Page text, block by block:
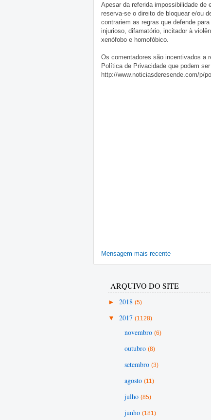
Apesar da referida impossibilidade
reserva-se o direito de bloquear e/ou
contrariem as regras que defende
injurioso, difamatório, incitador à
xenófobo e homofóbico.
Os comentadores são incentivados a
Política de Privacidade que podem
http://www.noticiasderesende.com/p/
Mensagem mais recente
ARQUIVO DO SITE
► 2018 (5)
▼ 2017 (1128)
novembro (6)
outubro (8)
setembro (3)
agosto (11)
julho (85)
junho (181)